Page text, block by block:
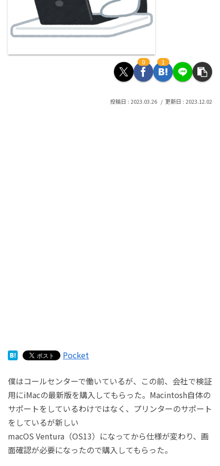
0 1
2023.03.26 2023.12.02
Pocket
僕はコールセンターで働いているが、この前、会社で検証
用にiMacの最新版を購入してもらった。Macintosh自体の
サポートをしているわけではなく、プリンターのサポート
をしているが新しい
macOS Ventura（OS13）になってから仕様が変わり、画
面確認が必要になったので購入してもらった。